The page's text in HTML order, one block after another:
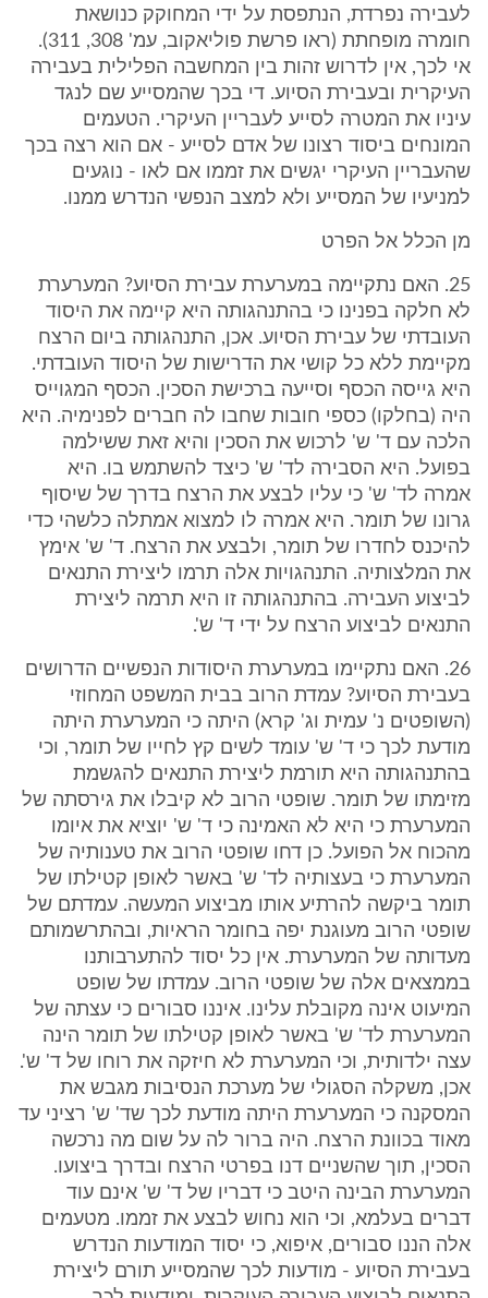
לעבירה נפרדת, הנתפסת על ידי המחוקק כנושאת
חומרה מופחתת (ראו פרשת פוליאקוב, עמ' 308, 311).
אי לכך, אין לדרוש זהות בין המחשבה הפלילית בעבירה
העיקרית ובעבירת הסיוע. די בכך שהמסייע שם לנגד
עיניו את המטרה לסייע לעבריין העיקרי. הטעמים
המונחים ביסוד רצונו של אדם לסייע - אם הוא רצה בכך
שהעבריין העיקרי יגשים את זממו אם לאו - נוגעים
למניעיו של המסייע ולא למצב הנפשי הנדרש ממנו.
מן הכלל אל הפרט
25. האם נתקיימה במערערת עבירת הסיוע? המערערת
לא חלקה בפנינו כי בהתנהגותה היא קיימה את היסוד
העובדתי של עבירת הסיוע. אכן, התנהגותה ביום הרצח
מקיימת ללא כל קושי את הדרישות של היסוד העובדתי.
היא גייסה הכסף וסייעה ברכישת הסכין. הכסף המגוייס
היה (בחלקו) כספי חובות שחבו לה חברים לפנימיה. היא
הלכה עם ד' ש' לרכוש את הסכין והיא זאת ששילמה
בפועל. היא הסבירה לד' ש' כיצד להשתמש בו. היא
אמרה לד' ש' כי עליו לבצע את הרצח בדרך של שיסוף
גרונו של תומר. היא אמרה לו למצוא אמתלה כלשהי כדי
להיכנס לחדרו של תומר, ולבצע את הרצח. ד' ש' אימץ
את המלצותיה. התנהגויות אלה תרמו ליצירת התנאים
לביצוע העבירה. בהתנהגותה זו היא תרמה ליצירת
התנאים לביצוע הרצח על ידי ד' ש'.
26. האם נתקיימו במערערת היסודות הנפשיים הדרושים
בעבירת הסיוע? עמדת הרוב בבית המשפט המחוזי
(השופטים נ' עמית וג' קרא) היתה כי המערערת היתה
מודעת לכך כי ד' ש' עומד לשים קץ לחייו של תומר, וכי
בהתנהגותה היא תורמת ליצירת התנאים להגשמת
מזימתו של תומר. שופטי הרוב לא קיבלו את גירסתה של
המערערת כי היא לא האמינה כי ד' ש' יוציא את איומו
מהכוח אל הפועל. כן דחו שופטי הרוב את טענותיה של
המערערת כי בעצותיה לד' ש' באשר לאופן קטילתו של
תומר ביקשה להרתיע אותו מביצוע המעשה. עמדתם של
שופטי הרוב מעוגנת יפה בחומר הראיות, ובהתרשמותם
מעדותה של המערערת. אין כל יסוד להתערבותנו
בממצאים אלה של שופטי הרוב. עמדתו של שופט
המיעוט אינה מקובלת עלינו. איננו סבורים כי עצתה של
המערערת לד' ש' באשר לאופן קטילתו של תומר הינה
עצה ילדותית, וכי המערערת לא חיזקה את רוחו של ד' ש'.
אכן, משקלה הסגולי של מערכת הנסיבות מגבש את
המסקנה כי המערערת היתה מודעת לכך שד' ש' רציני עד
מאוד בכוונת הרצח. היה ברור לה על שום מה נרכשה
הסכין, תוך שהשניים דנו בפרטי הרצח ובדרך ביצועו.
המערערת הבינה היטב כי דבריו של ד' ש' אינם עוד
דברים בעלמא, וכי הוא נחוש לבצע את זממו. מטעמים
אלה הננו סבורים, איפוא, כי יסוד המודעות הנדרש
בעבירת הסיוע - מודעות לכך שהמסייע תורם ליצירת